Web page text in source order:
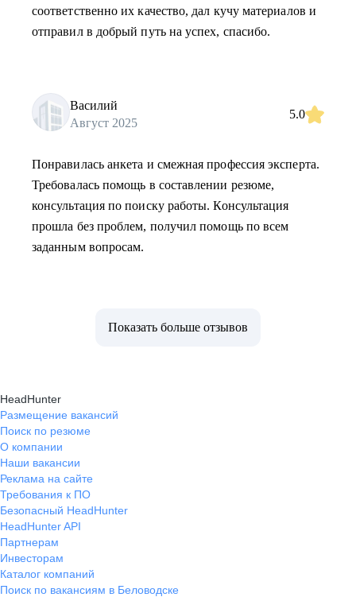
соответственно их качество, дал кучу материалов и
отправил в добрый путь на успех, спасибо.
Василий
Август 2025
5.0
Понравилась анкета и смежная профессия эксперта.
Требовалась помощь в составлении резюме,
консультация по поиску работы. Консультация
прошла без проблем, получил помощь по всем
заданным вопросам.
Показать больше отзывов
HeadHunter
Размещение вакансий
Поиск по резюме
О компании
Наши вакансии
Реклама на сайте
Требования к ПО
Безопасный HeadHunter
HeadHunter API
Партнерам
Инвесторам
Каталог компаний
Поиск по вакансиям в Беловодске